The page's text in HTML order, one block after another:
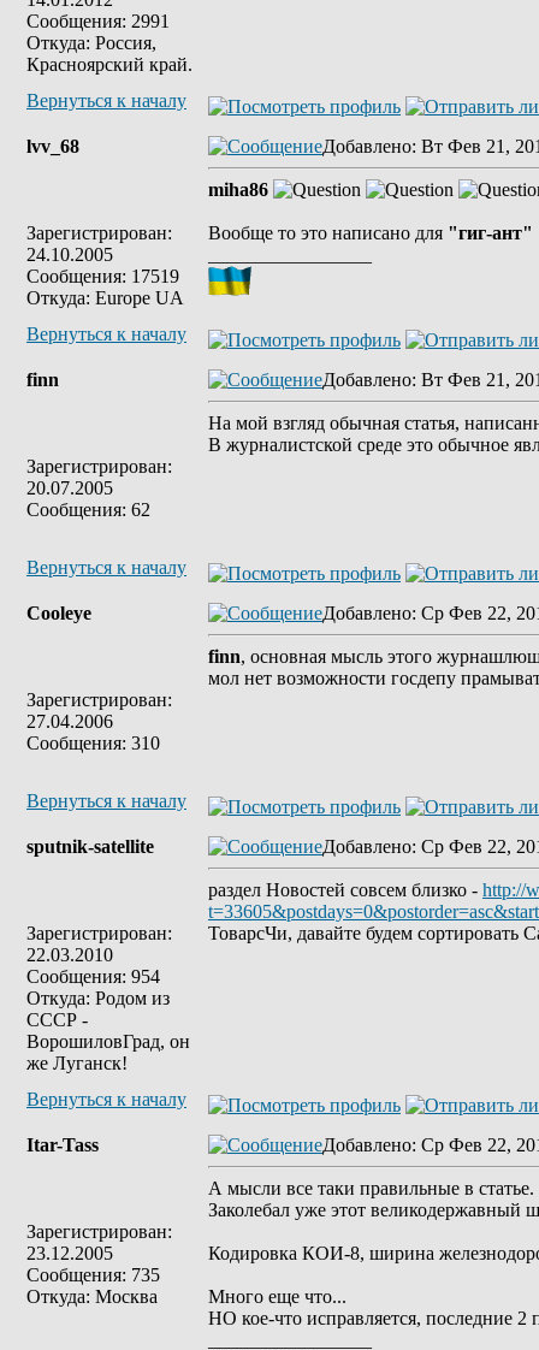
Сообщения: 2991
Откуда: Россия,
Красноярский край.
Вернуться к началу
lvv_68
Зарегистрирован:
24.10.2005
Сообщения: 17519
Откуда: Europe UA
Добавлено: Вт Фев 21,
miha86
Вообще то это написано для "гиг-ант"
Вернуться к началу
finn
Зарегистрирован:
20.07.2005
Сообщения: 62
Добавлено: Вт Фев 21,
На мой взгляд обычная статья,
В журналистской среде это обычное
Вернуться к началу
Cooleye
Зарегистрирован:
27.04.2006
Сообщения: 310
Добавлено: Ср Фев 22,
finn, основная мысль этого
мол нет возможности госдепу
Вернуться к началу
sputnik-satellite
Зарегистрирован:
22.03.2010
Сообщения: 954
Откуда: Родом из
СССР -
ВорошиловГрад, он
же Луганск!
Добавлено: Ср Фев 22,
раздел Новостей совсем близко - http://
ТоварсЧи, давайте будем
Вернуться к началу
Itar-Tass
Зарегистрирован:
23.12.2005
Сообщения: 735
Откуда: Москва
Добавлено: Ср Фев 22,
А мысли все таки правильные в статье.
Заколебал уже этот великодержавный
Кодировка КОИ-8, ширина
Много еще что...
НО кое-что исправляется, последние 2